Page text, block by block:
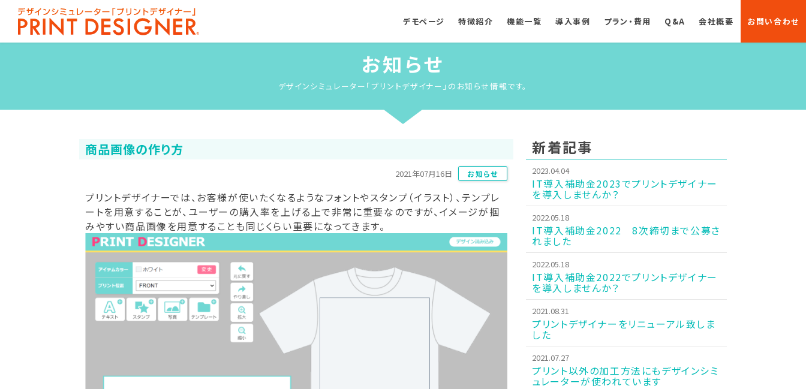
デモページ 特徴紹介 機能一覧 導入事例 プラン・費用 Q&A 会社概要 お問い合わせ
お知らせ
デザインシミュレーター「プリントデザイナー」のお知らせ情報です。
商品画像の作り方
2021年07月16日 お知らせ
プリントデザイナーでは、お客様が使いたくなるようなフォントやスタンプ（イラスト）、テンプレ
ートを用意することが、ユーザーの購入率を上げる上で非常に重要なのですが、イメージが掴
みやすい商品画像を用意することも同じくらい重要になってきます。
新着記事
2023.04.04
IT導入補助金2023でプリントデザイナー
を導入しませんか？
2022.05.18
IT導入補助金2022 8次締切まで公募さ
れました
2022.05.18
IT導入補助金2022でプリントデザイナー
を導入しませんか？
2021.08.31
プリントデザイナーをリニューアル致しま
した
2021.07.27
プリント以外の加工方法にもデザインシミ
ュレーターが使われています